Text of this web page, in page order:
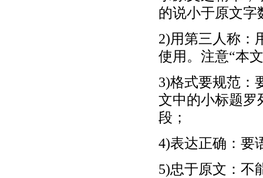
的说小于原文字
2)用第三人称：
使用。注意“本
3)格式要规范：
文中的小标题罗
段；
4)表达正确：要
5)忠于原文：不